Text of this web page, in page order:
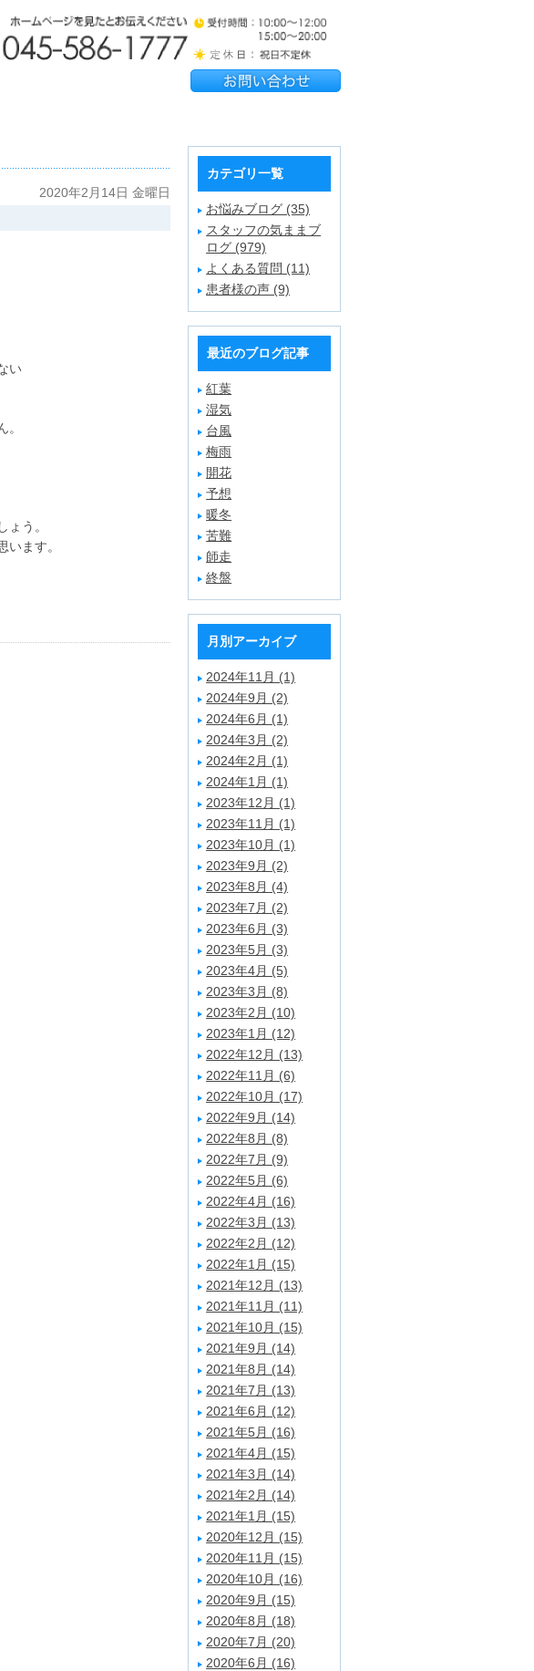
2020年2月14日 金曜日
い
。
ょう。
います。
カテゴリ一覧
お悩みブログ (35)
スタッフの気ままブ
ログ (979)
よくある質問 (11)
患者様の声 (9)
最近のブログ記事
紅葉
湿気
台風
梅雨
開花
予想
暖冬
苦難
師走
終盤
月別アーカイブ
2024年11月 (1)
2024年9月 (2)
2024年6月 (1)
2024年3月 (2)
2024年2月 (1)
2024年1月 (1)
2023年12月 (1)
2023年11月 (1)
2023年10月 (1)
2023年9月 (2)
2023年8月 (4)
2023年7月 (2)
2023年6月 (3)
2023年5月 (3)
2023年4月 (5)
2023年3月 (8)
2023年2月 (10)
2023年1月 (12)
2022年12月 (13)
2022年11月 (6)
2022年10月 (17)
2022年9月 (14)
2022年8月 (8)
2022年7月 (9)
2022年5月 (6)
2022年4月 (16)
2022年3月 (13)
2022年2月 (12)
2022年1月 (15)
2021年12月 (13)
2021年11月 (11)
2021年10月 (15)
2021年9月 (14)
2021年8月 (14)
2021年7月 (13)
2021年6月 (12)
2021年5月 (16)
2021年4月 (15)
2021年3月 (14)
2021年2月 (14)
2021年1月 (15)
2020年12月 (15)
2020年11月 (15)
2020年10月 (16)
2020年9月 (15)
2020年8月 (18)
2020年7月 (20)
2020年6月 (16)